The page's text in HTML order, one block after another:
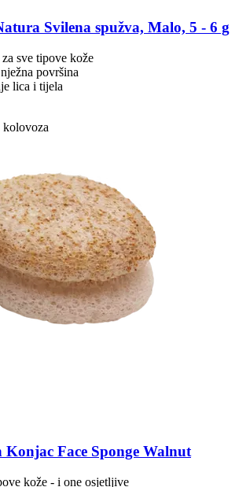
Svilena spužva, Malo, 5 -​ 6 g
sve tipove kože
površina
lica i tijela
kolovoza
Konjac Face Sponge Walnut
kože - i one osjetljive